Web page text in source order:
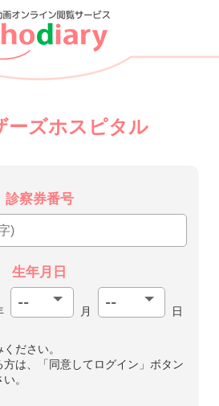
ーズホスピタル
診察券番号
生年月日
月 日
ださい。
は、「同意してログイン」ボタン
。